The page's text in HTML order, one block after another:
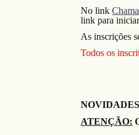
No link
link para
As inscrições
Todos os
NOVIDADES
ATENÇÃO: